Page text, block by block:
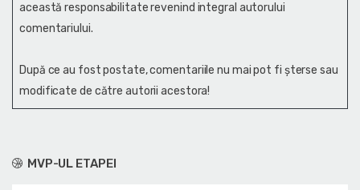
MVP-UL ETAPEI
această responsabilitate revenind integral autorului
comentariului.
După ce au fost postate, comentariile nu mai pot fi șterse sau
modificate de către autorii acestora!